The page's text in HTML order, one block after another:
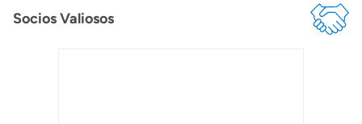
Socios Valiosos